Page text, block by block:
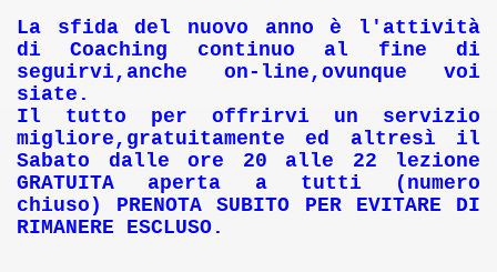
La sfida del nuovo anno è l'attività
di Coaching continuo al fine di
seguirvi,anche on-line,ovunque voi
siate.
Il tutto per offrirvi un servizio
migliore,gratuitamente ed altresì il
Sabato dalle ore 20 alle 22 lezione
GRATUITA aperta a tutti (numero
chiuso) PRENOTA SUBITO PER EVITARE DI
RIMANERE ESCLUSO.